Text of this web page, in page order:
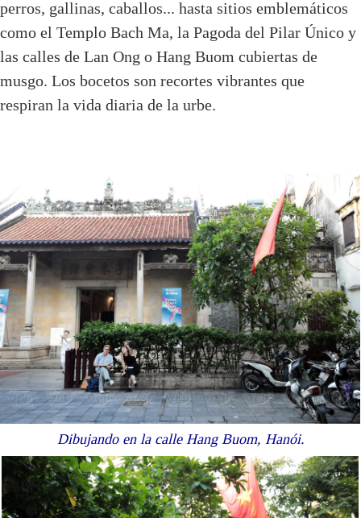
perros, gallinas, caballos... hasta sitios emblemáticos
como el Templo Bach Ma, la Pagoda del Pilar Único y
las calles de Lan Ong o Hang Buom cubiertas de
musgo. Los bocetos son recortes vibrantes que
respiran la vida diaria de la urbe.
Dibujando en la calle Hang Buom, Hanói.